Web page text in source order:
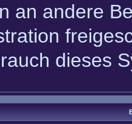
an andere
dieses